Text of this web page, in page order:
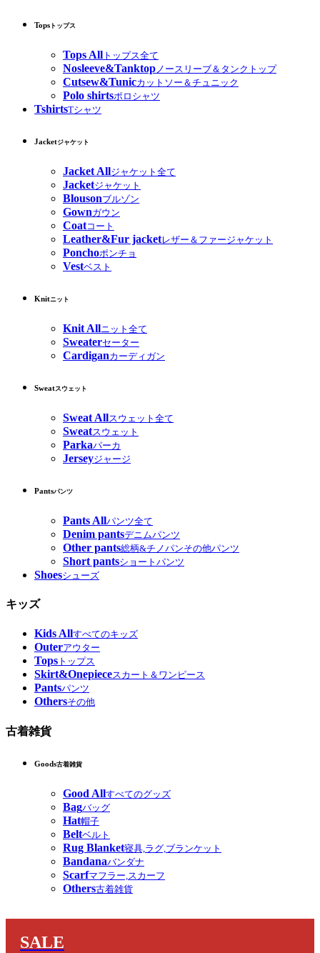
Tops トップス
Tops All トップス全て
Nosleeve&Tanktop ノースリーブ＆タンクトップ
Cutsew&Tunicカットソー＆チュニック
Polo shirtsポロシャツ
TshirtsTシャツ
Jacketジャケット
Jacket Allジャケット全て
Jacketジャケット
Blousonブルゾン
Gownガウン
Coatコート
Leather&Fur jacketレザー＆ファージャケット
Ponchoポンチョ
Vestベスト
Knitニット
Knit Allニット全て
Sweaterセーター
Cardiganカーディガン
Sweatスウェット
Sweat Allスウェット全て
Sweatスウェット
Parkaパーカ
Jerseyジャージ
Pantsパンツ
Pants Allパンツ全て
Denim pantsデニムパンツ
Other pants総柄&チノパンその他パンツ
Short pantsショートパンツ
Shoesシューズ
キッズ
Kids Allすべてのキッズ
Outerアウター
Tops トップス
Skirt&Onepieceスカート＆ワンピース
Pantsパンツ
Othersその他
古着雑貨
Goods古着雑貨
Good Allすべてのグッズ
Bagバッグ
Hat帽子
Beltベルト
Rug Blanket寝具,ラグ,ブランケット
Bandanaバンダナ
Scarfマフラー,スカーフ
Others古着雑貨
SALE